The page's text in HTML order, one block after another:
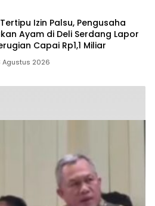
Izin Palsu, Pengusaha
Ayam di Deli Serdang Lapor
Capai Rp1,1 Miliar
Agustus 2026